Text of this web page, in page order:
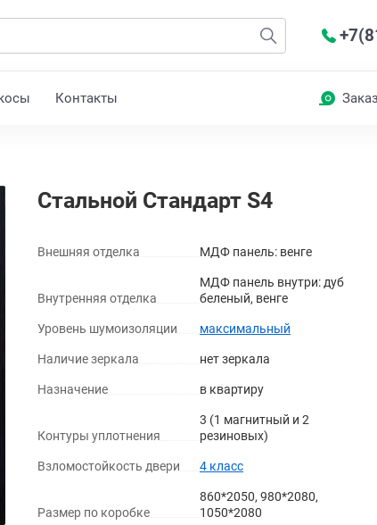
Контакты
Венге
Стальной Стандарт S4
Внешняя отделка МДФ панель: венге
Внутренняя отделка
МДФ панель внутри: дуб
беленый, венге
Уровень шумоизоляции максимальный
Наличие зеркала нет зеркала
Назначение в квартиру
Контуры уплотнения
3 (1 магнитный и 2
резиновых)
Взломостойкость двери 4 класс
Размер по коробке
860*2050, 980*2080,
1050*2080